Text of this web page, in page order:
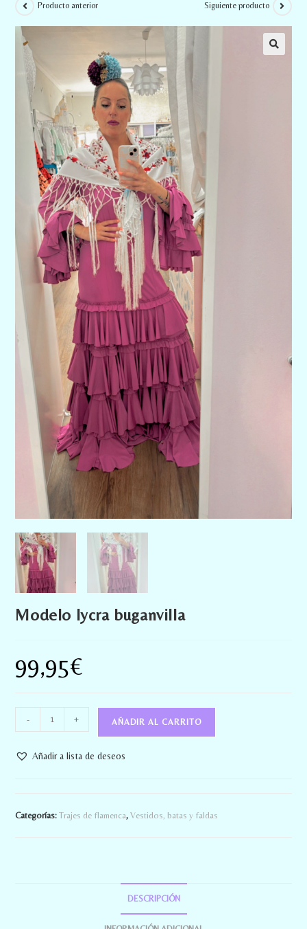
Producto anterior Siguiente producto
Modelo lycra buganvilla
99,95€
- + AÑADIR AL CARRITO
Añadir a lista de deseos
Categorías:Trajes de flamenca,Vestidos, batas y faldas
DESCRIPCIÓN